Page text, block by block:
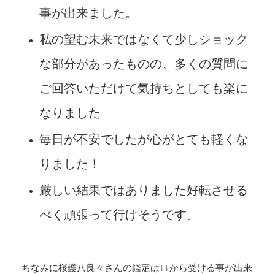
事が出来ました。
私の望む未来ではなくて少しショック
な部分があったものの、多くの質問に
ご回答いただけて気持ちとしても楽に
なりました
毎日が不安でしたが心がとても軽くな
りました！
厳しい結果ではありました好転させる
べく頑張って行けそうです。
ちなみに桜護八良々さんの鑑定は↓↓から受ける事が出来